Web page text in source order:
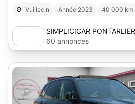
Vuillecin Année 2023 40 000 km
SIMPLICICAR PONTARLIER
60 annonces